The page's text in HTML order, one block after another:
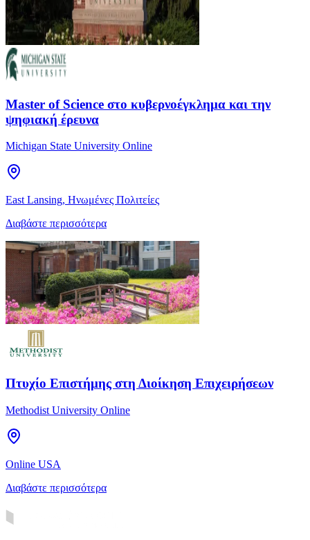
Master of Science στο κυβερνοέγκλημα και την
ψηφιακή έρευνα
Michigan State University Online
East Lansing, Ηνωμένες Πολιτείες
Διαβάστε περισσότερα
Πτυχίο Επιστήμης στη Διοίκηση Επιχειρήσεων
Methodist University Online
Online USA
Διαβάστε περισσότερα